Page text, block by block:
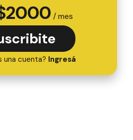
2000 / mes
una cuenta? Ingresá